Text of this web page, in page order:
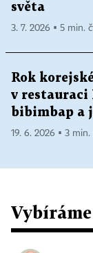
světa
3. 7. 2026 ▪ 5 min.
Rok
v restauraci
bibimbap a
19. 6. 2026 ▪ 3